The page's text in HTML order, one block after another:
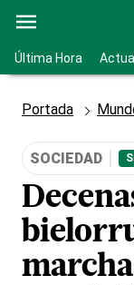
Última Hora
Portada
SOCIEDAD